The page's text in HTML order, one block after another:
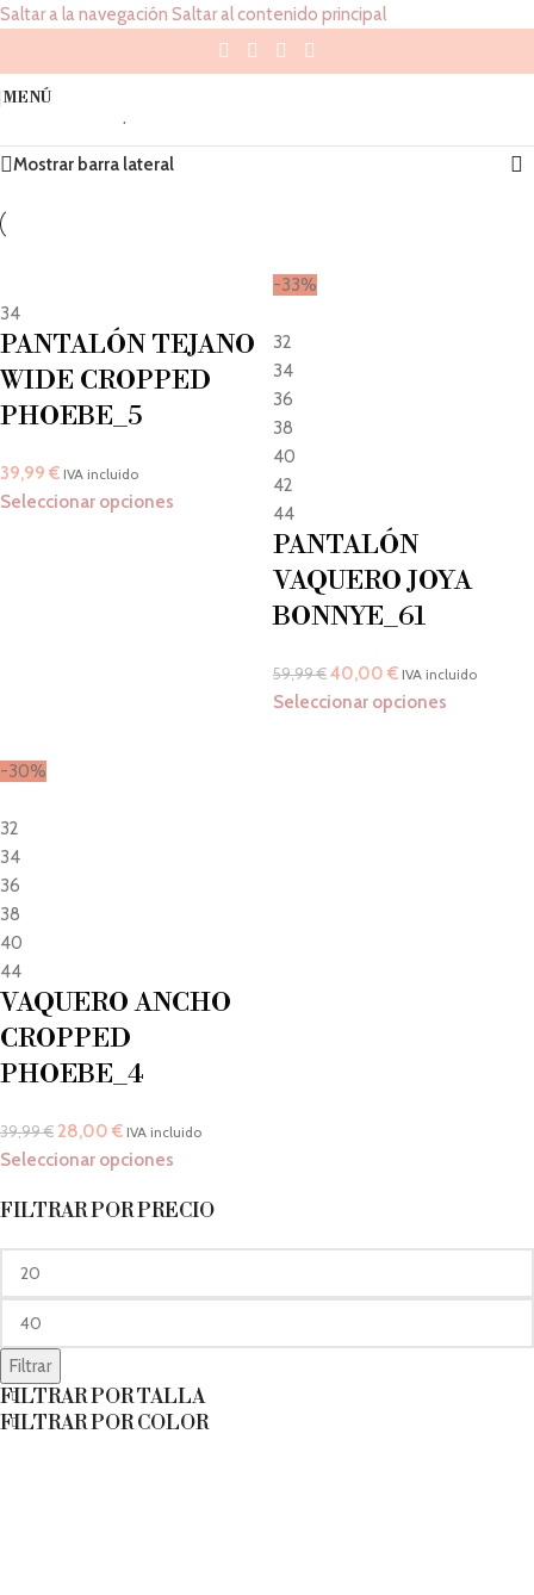
Saltar a la navegación Saltar al contenido principal
MENÚ
FILTRAR POR PRECIO
Filtrar
FILTRAR POR TALLA
FILTRAR POR COLOR
Mostrar barra lateral
34
PANTALÓN TEJANO
WIDE CROPPED
PHOEBE_5
39,99 € IVA incluido
Seleccionar opciones
-33%
32
34
36
38
40
42
44
PANTALÓN
VAQUERO JOYA
BONNYE_61
59,99€40,00 € IVA incluido
Seleccionar opciones
-30%
32
34
36
38
40
44
VAQUERO ANCHO
CROPPED
PHOEBE_4
39,99€ 28,00 € IVA incluido
Seleccionar opciones